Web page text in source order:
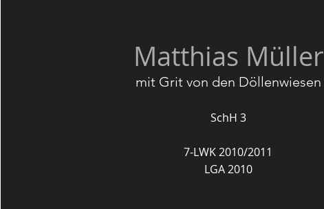
Matthias Müller
mit Grit von den Döllenwiesen
SchH 3
7-LWK 2010/2011
LGA 2010